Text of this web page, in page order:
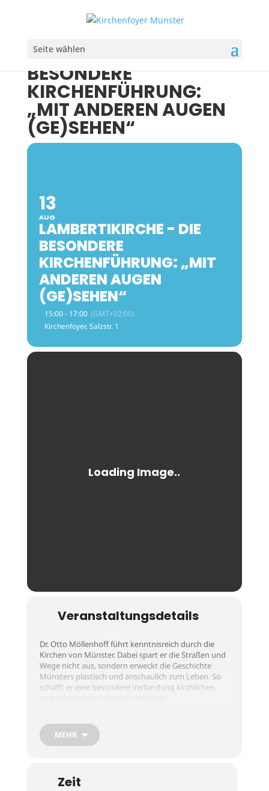
Seite wählen
LAMBERTIKIRCHE - DIE
BESONDERE
KIRCHENFÜHRUNG:
„MIT ANDEREN AUGEN
(GE)SEHEN“
13
AUG
LAMBERTIKIRCHE - DIE
BESONDERE
KIRCHENFÜHRUNG: „MIT
ANDEREN AUGEN
(GE)SEHEN“
15:00 - 17:00 (GMT+02:00)
Kirchenfoyer, Salzstr. 1
Veranstaltungsdetails
Dr. Otto Möllenhoff führt kenntnisreich durch die
Kirchen von Münster. Dabei spart er die Straßen und
Wege nicht aus, sondern erweckt die Geschichte
Münsters plastisch und anschaulich zum Leben. So
schafft er eine besondere Verbindung kirchlichen
Die Führung ist kostenfrei und eine Anmeldung ist
nicht notwendig.
Ausgangspunkt ist das Kirchenfoyer (Salzstraße 1).
MEHR
Zeit